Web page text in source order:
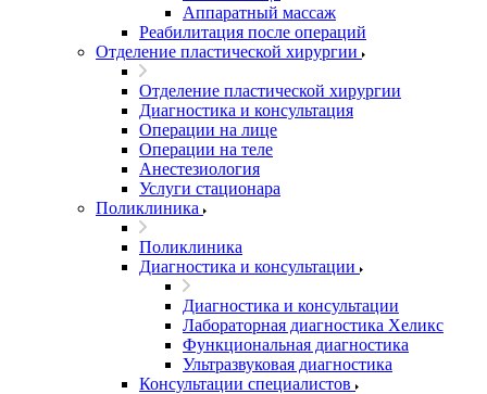
Аппаратный массаж
Реабилитация после операций
Отделение пластической хирургии
Отделение пластической хирургии
Диагностика и консультация
Операции на лице
Операции на теле
Анестезиология
Услуги стационара
Поликлиника
Поликлиника
Диагностика и консультации
Диагностика и консультации
Лабораторная диагностика Хеликс
Функциональная диагностика
Ультразвуковая диагностика
Консультации специалистов